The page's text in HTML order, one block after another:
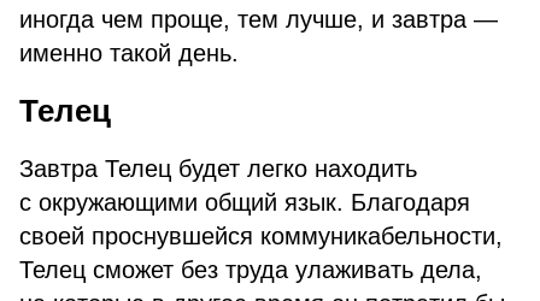
иногда чем проще, тем лучше, и завтра —
именно такой день.
Телец
Завтра Телец будет легко находить
с окружающими общий язык. Благодаря
своей проснувшейся коммуникабельности,
Телец сможет без труда улаживать дела,